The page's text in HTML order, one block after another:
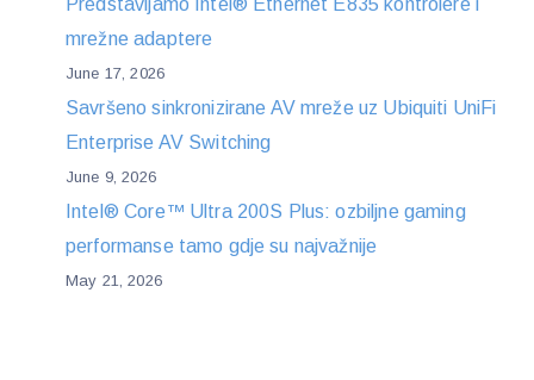
mrežne adaptere
June 17, 2026
Savršeno sinkronizirane AV mreže uz Ubiquiti UniFi
Enterprise AV Switching
June 9, 2026
Intel® Core™ Ultra 200S Plus: ozbiljne gaming
performanse tamo gdje su najvažnije
May 21, 2026